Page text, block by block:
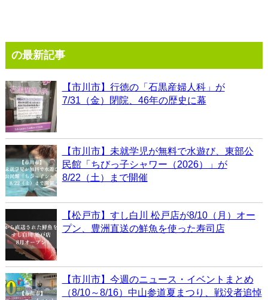
の最新記事
【市川市】行徳の「石黒産婦人科」が
7/31（金）閉院、46年の歴史に幕
【市川市】未就学児が無料で水遊び、東部公
民館「ちびっ子シャワー（2026）」が
8/22（土）まで開催
【松戸市】すし白川 松戸店が8/10（月）オー
プン、豊洲直送の鮮魚を使った寿司店
【市川市】今週のニュース・イベントまとめ
（8/10～8/16）中山参道夏まつり、戦没者追悼